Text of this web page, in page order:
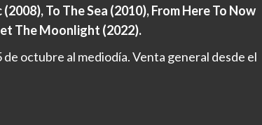
To The Sea (2010), From Here To Now
The Moonlight (2022).
octubre al mediodía. Venta general desde el